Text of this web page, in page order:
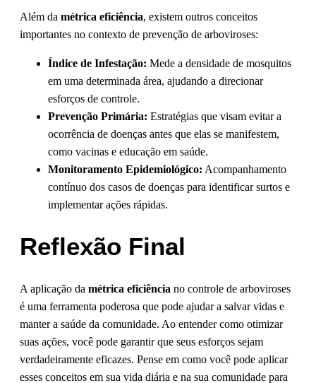
Além da métrica eficiência, existem outros conceitos
importantes no contexto de prevenção de arboviroses:
Índice de Infestação: Mede a densidade de mosquitos
em uma determinada área, ajudando a direcionar
esforços de controle.
Prevenção Primária: Estratégias que visam evitar a
ocorrência de doenças antes que elas se manifestem,
como vacinas e educação em saúde.
Monitoramento Epidemiológico: Acompanhamento
contínuo dos casos de doenças para identificar surtos e
implementar ações rápidas.
Reflexão Final
A aplicação da métrica eficiência no controle de arboviroses
é uma ferramenta poderosa que pode ajudar a salvar vidas e
manter a saúde da comunidade. Ao entender como otimizar
suas ações, você pode garantir que seus esforços sejam
verdadeiramente eficazes. Pense em como você pode aplicar
esses conceitos em sua vida diária e na sua comunidade para